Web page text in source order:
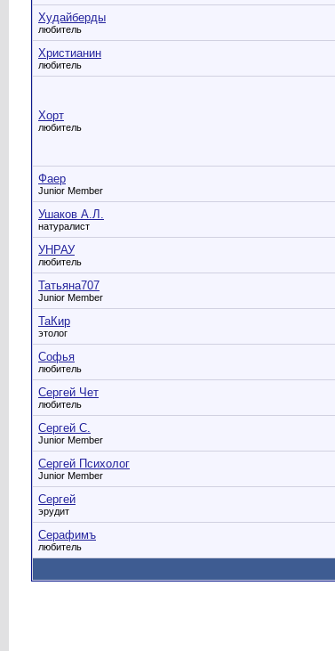
Худайберды
любитель
Христианин
любитель
Хорт
любитель
Фаер
Junior Member
Ушаков А.Л.
натуралист
УНРАУ
любитель
Татьяна707
Junior Member
ТаКир
этолог
Софья
любитель
Сергей Чет
любитель
Сергей С.
Junior Member
Сергей Психолог
Junior Member
Сергей
эрудит
Серафимъ
любитель